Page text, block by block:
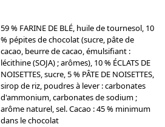
59 % FARINE DE BLÉ, huile de tournesol, 10
% pépites de chocolat (sucre, pâte de
cacao, beurre de cacao, émulsifiant :
lécithine (SOJA) ; arômes), 10 % ÉCLATS DE
NOISETTES, sucre, 5 % PÂTE DE NOISETTES,
sirop de riz, poudres à lever : carbonates
d'ammonium, carbonates de sodium ;
arôme naturel, sel. Cacao : 45 % minimum
dans le chocolat